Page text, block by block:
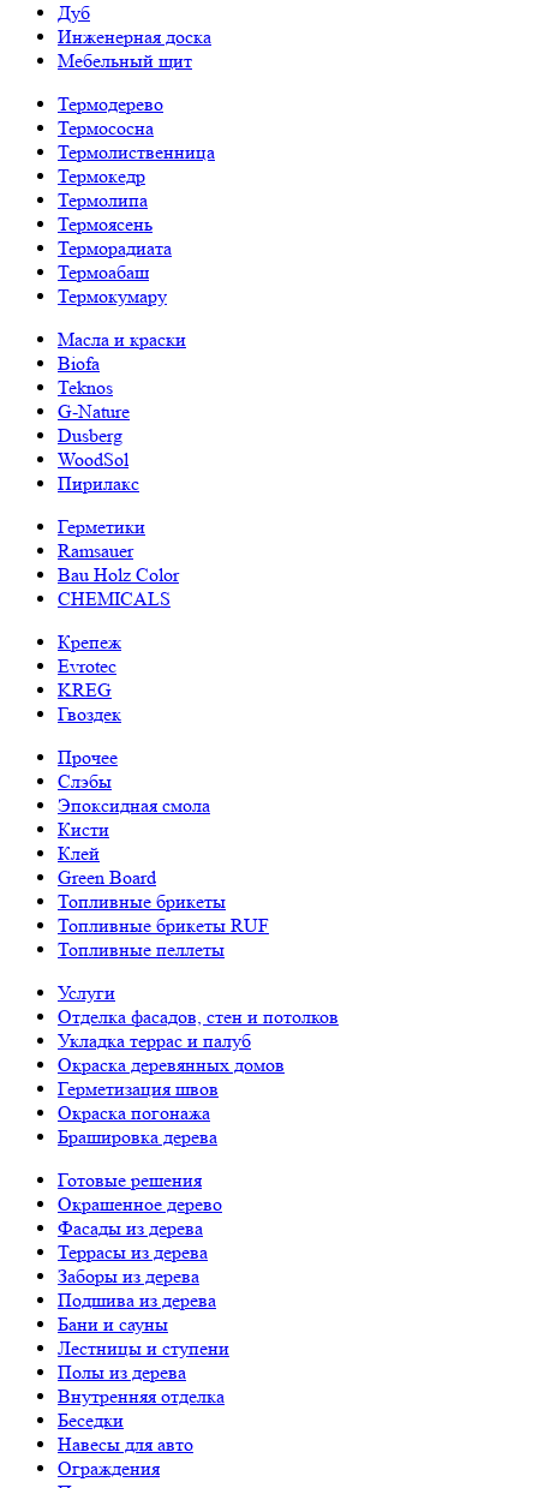
Дуб
Инженерная доска
Мебельный щит
Термодерево
Термососна
Термолиственница
Термокедр
Термолипа
Термоясень
Терморадиата
Термоабаш
Термокумару
Масла и краски
Biofa
Teknos
G-Nature
Dusberg
WoodSol
Пирилакс
Герметики
Ramsauer
Bau Holz Color
CHEMICALS
Крепеж
Evrotec
KREG
Гвоздек
Прочее
Слэбы
Эпоксидная смола
Кисти
Клей
Green Board
Топливные брикеты
Топливные брикеты RUF
Топливные пеллеты
Услуги
Отделка фасадов, стен и потолков
Укладка террас и палуб
Окраска деревянных домов
Герметизация швов
Окраска погонажа
Брашировка дерева
Готовые решения
Окрашенное дерево
Фасады из дерева
Террасы из дерева
Заборы из дерева
Подшива из дерева
Бани и сауны
Лестницы и ступени
Полы из дерева
Внутренняя отделка
Беседки
Навесы для авто
Ограждения